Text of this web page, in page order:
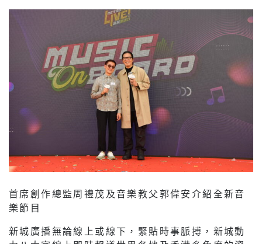
首席創作總監周禮茂及音樂教父郭偉安介紹全新音
樂節目
新城廣播無論線上或線下，緊貼時事脈搏，新城動